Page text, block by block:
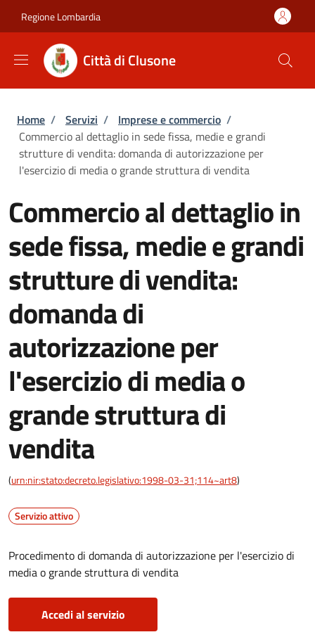
Regione Lombardia
Città di Clusone
Briciole di pane
Home / Servizi / Imprese e commercio /
Commercio al dettaglio in sede fissa, medie e grandi
strutture di vendita: domanda di autorizzazione per
l'esercizio di media o grande struttura di vendita
Commercio al dettaglio in
sede fissa, medie e grandi
strutture di vendita:
domanda di
autorizzazione per
l'esercizio di media o
grande struttura di
vendita
(urn:nir:stato:decreto.legislativo:1998-03-31;114~art8)
Servizio attivo
Procedimento di domanda di autorizzazione per l'esercizio di
media o grande struttura di vendita
Accedi al servizio